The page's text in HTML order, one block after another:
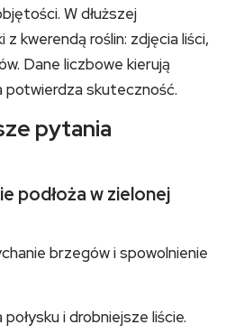
W dłuższej
kwerendą roślin: zdjęcia liści,
Dane liczbowe kierują
potwierdza skuteczność.
pytania
podłoża w zielonej
brzegów i spowolnienie
i drobniejsze liście.